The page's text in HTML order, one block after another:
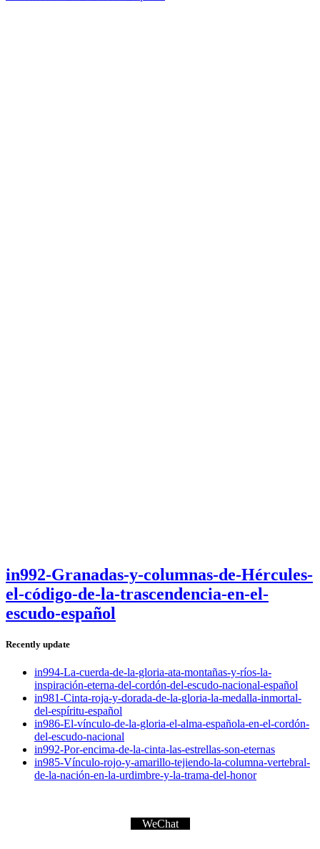
in992-Granadas-y-columnas-de-Hércules-
el-código-de-la-trascendencia-en-el-
escudo-español
Recently update
in994-La-cuerda-de-la-gloria-ata-montañas-y-ríos-la-
inspiración-eterna-del-cordón-del-escudo-nacional-español
in981-Cinta-roja-y-dorada-de-la-gloria-la-medalla-inmortal-
del-espíritu-español
in986-El-vínculo-de-la-gloria-el-alma-española-en-el-cordón-
del-escudo-nacional
in992-Por-encima-de-la-cinta-las-estrellas-son-eternas
in985-Vínculo-rojo-y-amarillo-tejiendo-la-columna-vertebral-
de-la-nación-en-la-urdimbre-y-la-trama-del-honor
WeChat